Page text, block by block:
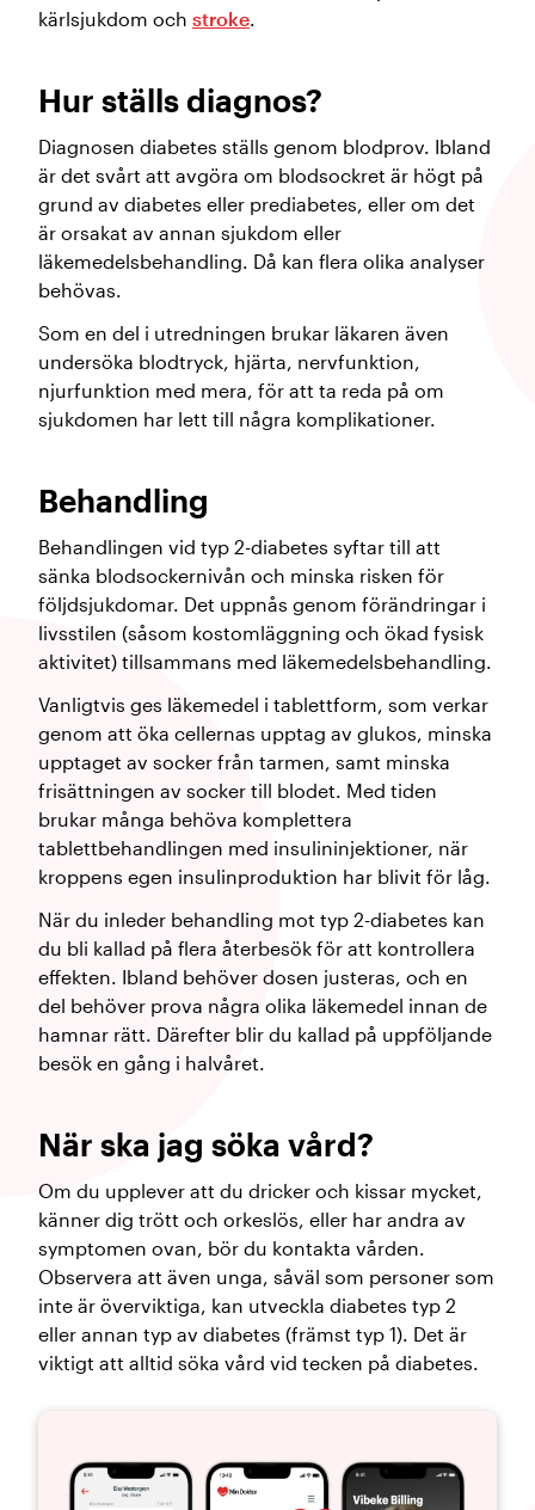
kärlsjukdom och stroke.
Hur ställs diagnos?
Diagnosen diabetes ställs genom blodprov. Ibland
är det svårt att avgöra om blodsockret är högt på
grund av diabetes eller prediabetes, eller om det
är orsakat av annan sjukdom eller
läkemedelsbehandling. Då kan flera olika analyser
behövas.
Som en del i utredningen brukar läkaren även
undersöka blodtryck, hjärta, nervfunktion,
njurfunktion med mera, för att ta reda på om
sjukdomen har lett till några komplikationer.
Behandling
Behandlingen vid typ 2-diabetes syftar till att
sänka blodsockernivån och minska risken för
följdsjukdomar. Det uppnås genom förändringar i
livsstilen (såsom kostomläggning och ökad fysisk
aktivitet) tillsammans med läkemedelsbehandling.
Vanligtvis ges läkemedel i tablettform, som verkar
genom att öka cellernas upptag av glukos, minska
upptaget av socker från tarmen, samt minska
frisättningen av socker till blodet. Med tiden
brukar många behöva komplettera
tablettbehandlingen med insulininjektioner, när
kroppens egen insulinproduktion har blivit för låg.
När du inleder behandling mot typ 2-diabetes kan
du bli kallad på flera återbesök för att kontrollera
effekten. Ibland behöver dosen justeras, och en
del behöver prova några olika läkemedel innan de
hamnar rätt. Därefter blir du kallad på uppföljande
besök en gång i halvåret.
När ska jag söka vård?
Om du upplever att du dricker och kissar mycket,
känner dig trött och orkeslös, eller har andra av
symptomen ovan, bör du kontakta vården.
Observera att även unga, såväl som personer som
inte är överviktiga, kan utveckla diabetes typ 2
eller annan typ av diabetes (främst typ 1). Det är
viktigt att alltid söka vård vid tecken på diabetes.